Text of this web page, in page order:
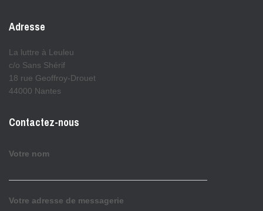
Adresse
La luttre à Leuleu
c/o Sans Shérif
18 rue Geoffroy-Drouet
44000 Nantes
Contactez-nous
Votre nom
Votre adresse de messagerie